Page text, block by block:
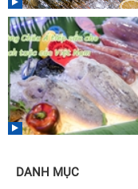
DANH MỤC